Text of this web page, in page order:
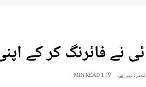
کر کے اپنی ہی 3 بہنوں کو
نہیں ہے۔ 1 MIN READ